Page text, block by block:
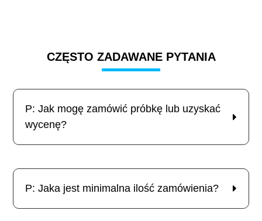
CZĘSTO ZADAWANE PYTANIA
P: Jak mogę zamówić próbkę lub uzyskać
wycenę?
P: Jaka jest minimalna ilość zamówienia?